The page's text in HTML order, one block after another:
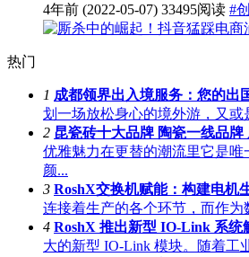
4年前 (2022-05-07) 33495阅读 #
热门
1 成都领界出入境服务：您的出
划一场放松身心的境外游，又
2 昆瓷砖十大品牌 陶瓷一线品
优雅魅力在更替的潮流里它是
颜...
3 RoshX交换机赋能：构建电机
连接着生产的各个环节，而作
4 RoshX 推出新型 IO-Link 系统
大的新型 IO-Link 模块。随着工